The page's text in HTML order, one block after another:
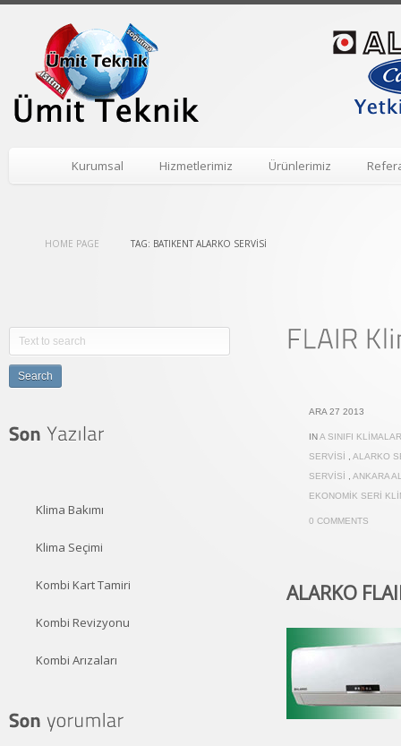
Kurumsal Hizmetlerimiz Ürünlerimiz
HOME PAGE TAG: BATIKENT ALARKO SERVISI
ARA 27 2013
INA SINIFI KLIMALAR
SERVISI
ALARKO
SERVISI
ANKARA
EKONOMIK SERI
0 COMMENTS
ALARKO
Search
Klima Bakımı
Klima Seçimi
Kombi Kart Tamiri
Kombi Revizyonu
Kombi Arızaları